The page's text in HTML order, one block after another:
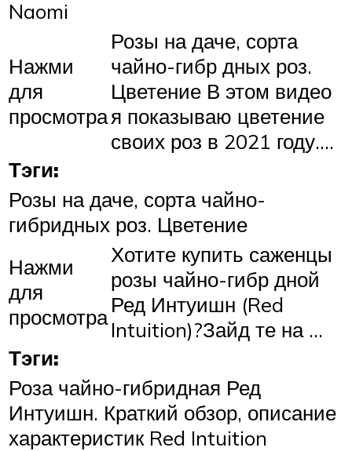
Naomi
Нажми
для
просмотра
Розы на даче, сорта
чайно-гибр дных роз.
Цветение В этом видео
я показываю цветение
своих роз в 2021 году….
Тэги:
Розы на даче, сорта чайно-
гибридных роз. Цветение
Нажми
для
просмотра
Хотите купить саженцы
розы чайно-гибр дной
Ред Интуишн (Red
Intuition)?Зайд те на …
Тэги:
Роза чайно-гибридная Ред
Интуишн. Краткий обзор, описание
характеристик Red Intuition